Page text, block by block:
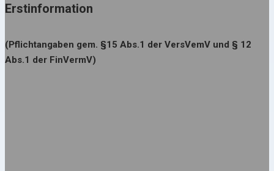
Erstinformation
(Pflichtangaben gem. §15 Abs.1 der VersVemV und § 12
Abs.1 der FinVermV)